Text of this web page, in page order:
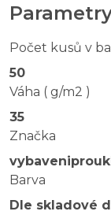
Počet kusů v
50
Váha ( g/m2 )
35
Značka
Barva
Dle skladové